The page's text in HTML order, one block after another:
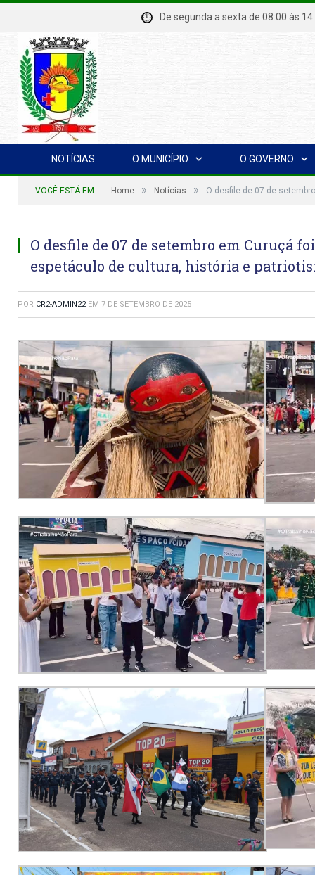
De segunda a sexta de 08:00
NOTÍCIAS O MUNICÍPIO O GOVERNO
VOCÊ ESTÁ EM: Home » Notícias » O desfile de 07 de
O desfile de 07 de setembro em Curuçá
espetáculo de cultura, história e
POR CR2-ADMIN22 EM 7 DE SETEMBRO DE 2025